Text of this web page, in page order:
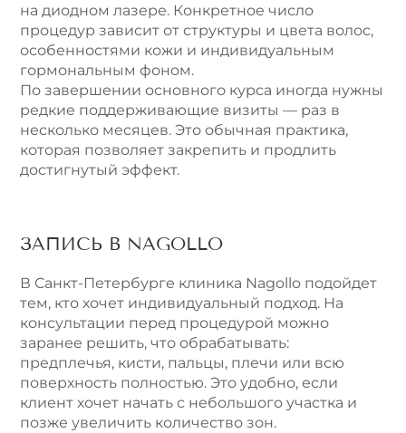
на диодном лазере. Конкретное число
процедур зависит от структуры и цвета волос,
особенностями кожи и индивидуальным
гормональным фоном.
По завершении основного курса иногда нужны
редкие поддерживающие визиты — раз в
несколько месяцев. Это обычная практика,
которая позволяет закрепить и продлить
достигнутый эффект.
ЗАПИСЬ В NAGOLLO
В Санкт-Петербурге клиника Nagollo подойдет
тем, кто хочет индивидуальный подход. На
консультации перед процедурой можно
заранее решить, что обрабатывать:
предплечья, кисти, пальцы, плечи или всю
поверхность полностью. Это удобно, если
клиент хочет начать с небольшого участка и
позже увеличить количество зон.